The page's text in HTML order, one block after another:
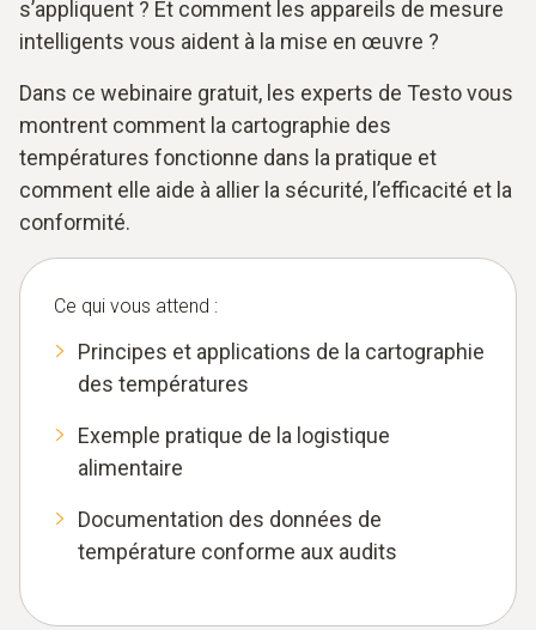
s’appliquent ? Et comment les appareils de mesure
intelligents vous aident à la mise en œuvre ?
Dans ce webinaire gratuit, les experts de Testo vous
montrent comment la cartographie des
températures fonctionne dans la pratique et
comment elle aide à allier la sécurité, l’efficacité et la
conformité.
Ce qui vous attend :
Principes et applications de la cartographie
des températures
Exemple pratique de la logistique
alimentaire
Documentation des données de
température conforme aux audits